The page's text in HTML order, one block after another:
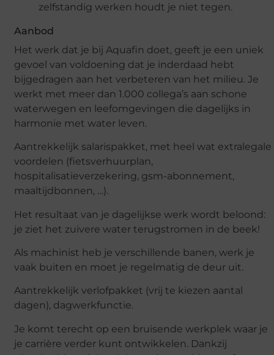
zelfstandig werken houdt je niet tegen.
Aanbod
Het werk dat je bij Aquafin doet, geeft je een uniek
gevoel van voldoening dat je inderdaad hebt
bijgedragen aan het verbeteren van het milieu. Je
werkt met meer dan 1.000 collega’s aan schone
waterwegen en leefomgevingen die dagelijks in
harmonie met water leven.
Aantrekkelijk salarispakket, met heel wat extralegale
voordelen (fietsverhuurplan,
hospitalisatieverzekering, gsm-abonnement,
maaltijdbonnen, …).
Het resultaat van je dagelijkse werk wordt beloond:
je ziet het zuivere water terugstromen in de beek!
Als machinist heb je verschillende banen, werk je
vaak buiten en moet je regelmatig de deur uit.
Aantrekkelijk verlofpakket (vrij te kiezen aantal
dagen), dagwerkfunctie.
Je komt terecht op een bruisende werkplek waar je
je carrière verder kunt ontwikkelen. Dankzij